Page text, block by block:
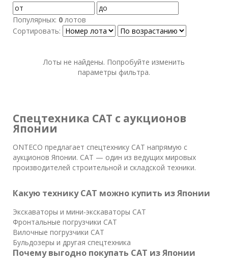
Популярных: 0 лотов
Сортировать:
Лоты не найдены. Попробуйте изменить
параметры фильтра.
Спецтехника CAT с аукционов
Японии
ONTECO предлагает спецтехнику CAT напрямую с
аукционов Японии. CAT — один из ведущих мировых
производителей строительной и складской техники.
Какую технику CAT можно купить из Японии
Экскаваторы и мини-экскаваторы CAT
Фронтальные погрузчики CAT
Вилочные погрузчики CAT
Бульдозеры и другая спецтехника
Почему выгодно покупать CAT из Японии